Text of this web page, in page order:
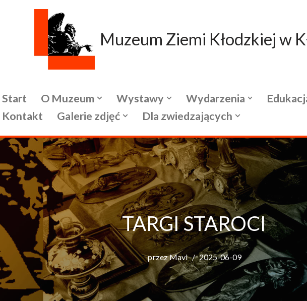
Muzeum Ziemi Kłodzkiej w
Start O Muzeum Wystawy Wydarzenia
Kontakt
Galerie zdjęć Dla zwiedzających
TARGI STAROCI
przezMavi 2025-06-09